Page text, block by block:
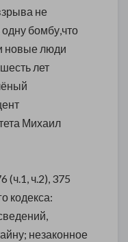
не
бомбу,что
новые люди
лет
Михаил
(ч.1, ч.2), 375
кодекса:
незаконное